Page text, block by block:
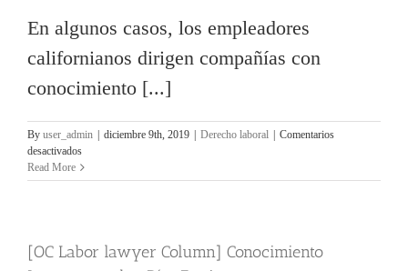
En algunos casos, los empleadores
californianos dirigen compañías con
conocimiento [...]
By user_admin | diciembre 9th, 2019 | Derecho laboral | Comentarios
desactivados
[LA
labor
relacionadas
Read More
[OC Labor lawyer Column] Conocimiento